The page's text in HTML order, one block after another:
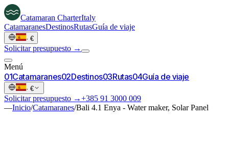
Catamaran CharterItaly
CatamaranesDestinosRutasGuía de viaje
· €
Solicitar presupuesto →
Menú
01Catamaranes02Destinos03Rutas04Guía de viaje
· €
Solicitar presupuesto →+385 91 3000 009
—Inicio/Catamaranes/Bali 4.1 Enya - Water maker, Solar Panel